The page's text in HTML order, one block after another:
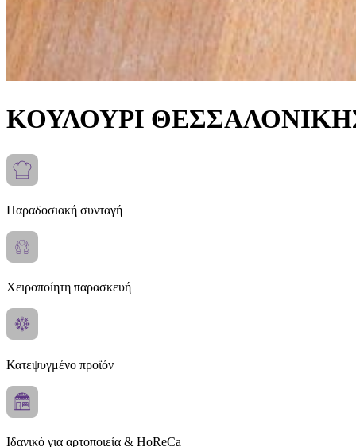
ΚΟΥΛΟΥΡΙ
Παραδοσιακή συνταγή
Χειροποίητη παρασκευή
Κατεψυγμένο προϊόν
Ιδανικό για αρτοποιεία & HoReCa